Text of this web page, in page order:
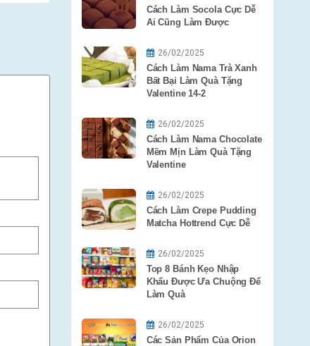
Cách Làm Socola Cực Dễ
Ai Cũng Làm Được
26/02/2025
Cách Làm Nama Trà Xanh
Bất Bại Làm Quà Tặng
Valentine 14-2
26/02/2025
Cách Làm Nama Chocolate
Mềm Mịn Làm Quà Tặng
Valentine
26/02/2025
Cách Làm Crepe Pudding
Matcha Hottrend Cực Dễ
26/02/2025
Top 8 Bánh Kẹo Nhập
Khẩu Được Ưa Chuộng Để
Làm Quà
26/02/2025
Các Sản Phẩm Của Orion